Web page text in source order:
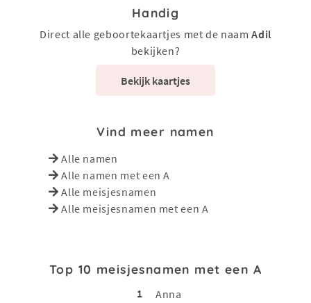
Handig
Direct alle geboortekaartjes met de naamAdil
bekijken?
Bekijk kaartjes
Vind meer namen
Alle namen
Alle namen met een A
Alle meisjesnamen
Alle meisjesnamen met een A
Top 10 meisjesnamen met een A
1
Anna